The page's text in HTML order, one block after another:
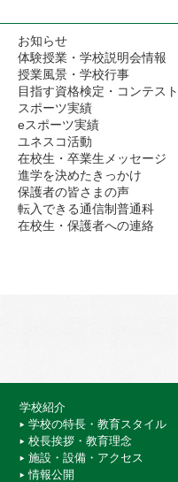
お知らせ
体験授業・学校説明会情報
授業風景・学校行事
目指す資格検定・コンテスト
スポーツ実績
eスポーツ実績
ユネスコ活動
在校生・卒業生メッセージ
進学を決めたきっかけ
保護者の皆さまの声
転入できる通信制普通科
在校生・保護者への連絡
学校紹介
学校の特長・教育スタイル
校長挨拶・教育理念
施設・設備・アクセス
情報公開